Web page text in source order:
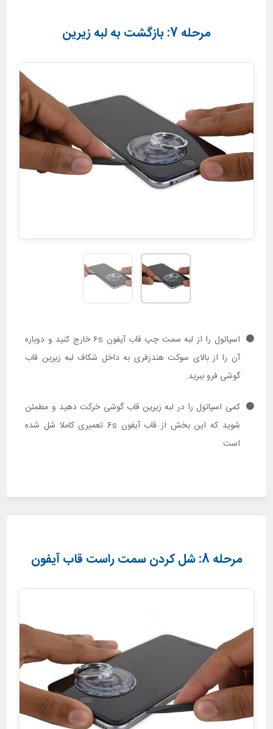
مرحله 7: بازگشت به لبه زیرین
اسپاتول را از لبه سمت چپ قاب آیفون 6s خارج کنید و دوباره
آن را از بالای سوکت هندزفری به داخل شکاف لبه زیرین قاب
گوشی فرو ببرید.
کمی اسپاتول را در لبه زیرین قاب گوشی خرکت دهید و مطمئن
شوید که این بخش از قاب آیفون 6s تعمیری کاملا شل شده
است.
مرحله 8: شل کردن سمت راست قاب آیفون